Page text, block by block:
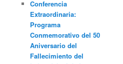
Conferencia
Extraordinaria:
Programa
Conmemorativo del 50
Aniversario del
Fallecimiento del